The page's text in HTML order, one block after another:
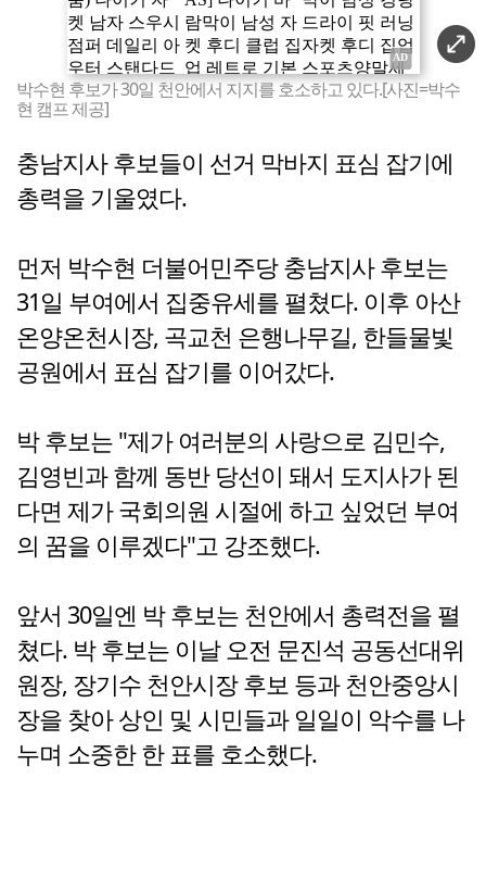
박수현 후보가 30일 천안에서 지지를 호소하고 있다.[사진=박수
현 캠프 제공]
충남지사 후보들이 선거 막바지 표심 잡기에
총력을 기울였다.
먼저 박수현 더불어민주당 충남지사 후보는
31일 부여에서 집중유세를 펼쳤다. 이후 아산
온양온천시장, 곡교천 은행나무길, 한들물빛
공원에서 표심 잡기를 이어갔다.
박 후보는 "제가 여러분의 사랑으로 김민수,
김영빈과 함께 동반 당선이 돼서 도지사가 된
다면 제가 국회의원 시절에 하고 싶었던 부여
의 꿈을 이루겠다"고 강조했다.
앞서 30일엔 박 후보는 천안에서 총력전을 펼
쳤다. 박 후보는 이날 오전 문진석 공동선대위
원장, 장기수 천안시장 후보 등과 천안중앙시
장을 찾아 상인 및 시민들과 일일이 악수를 나
누며 소중한 한 표를 호소했다.